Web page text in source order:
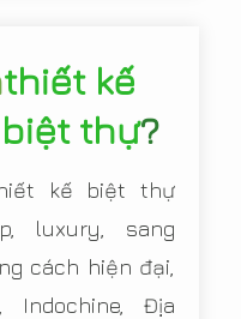
thiết kế
thự?
kế biệt thự
luxury, sang
cách hiện đại,
Indochine, Địa